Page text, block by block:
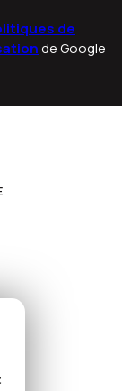
de
de Google